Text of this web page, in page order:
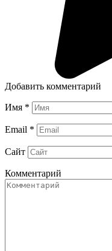
Добавить комментарий
Имя *
Email *
Сайт
Комментарий